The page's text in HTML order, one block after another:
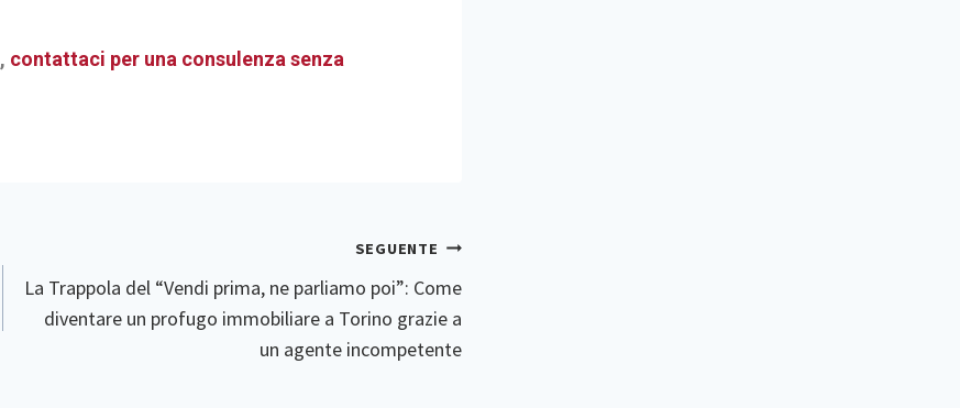
, contattaci per una consulenza senza
SEGUENTE
La Trappola del “Vendi prima, ne parliamo poi”: Come
diventare un profugo immobiliare a Torino grazie a
un agente incompetente